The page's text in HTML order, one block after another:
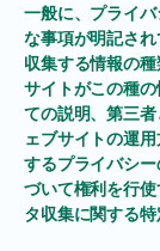
一般に、プライ
な事項が明記さ
収集する情報の
サイトがこの種
ての説明、第三
ェブサイトの運
するプライバシ
づいて権利を行
タ収集に関する特